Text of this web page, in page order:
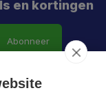
en kortingen
Abonneer
korting!